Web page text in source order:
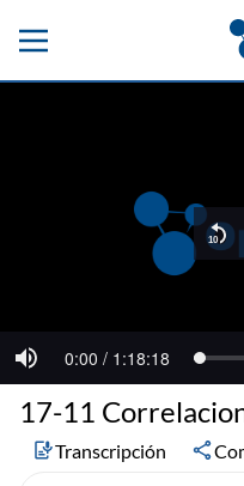
17-11
Transcripción